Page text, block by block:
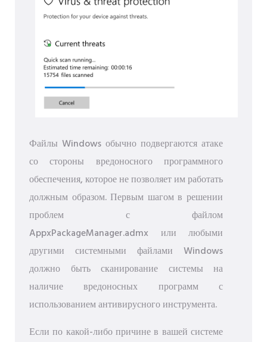
Файлы Windows обычно подвергаются атаке
со стороны вредоносного программного
обеспечения, которое не позволяет им работать
должным образом. Первым шагом в решении
проблем с файлом
AppxPackageManager.admx или любыми
другими системными файлами Windows
должно быть сканирование системы на
наличие вредоносных программ с
использованием антивирусного инструмента.
Если по какой-либо причине в вашей системе